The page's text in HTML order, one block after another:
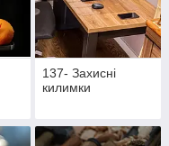
137- Захисні
килимки